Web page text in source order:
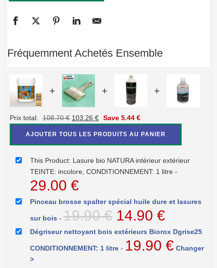
Fréquemment Achetés Ensemble
+ + +
Prix total: 108.70€ Le
108.70 €.
103.26 €Le
103.26 €.
Save 5.44 €
AJOUTER TOUS LES PRODUITS AU PANIER
This Product: Lasure bio NATURA intérieur extérieur
TEINTE: incolore, CONDITIONNEMENT: 1 litre -
29.00 €
Pinceau brosse spalter spécial huile dure et lasures
sur bois - 19.90€ Le
prix
initial
14.90 €Le
prix
actuel
Dégriseur nettoyant bois extérieurs Biorox Dgrise25
CONDITIONNEMENT: 1 litre - 19.90 € Changer
>